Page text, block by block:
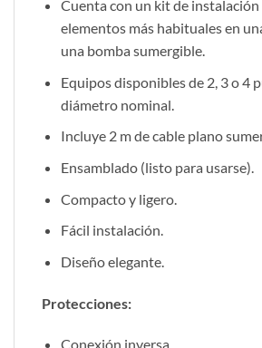
Cuenta con un kit de
elementos más habituales en
una bomba sumergible.
Equipos disponibles de 2, 3 o 4
diámetro nominal.
Incluye 2 m de cable plano
Ensamblado (listo para usarse).
Compacto y ligero.
Fácil instalación.
Diseño elegante.
Protecciones:
Conexión inversa